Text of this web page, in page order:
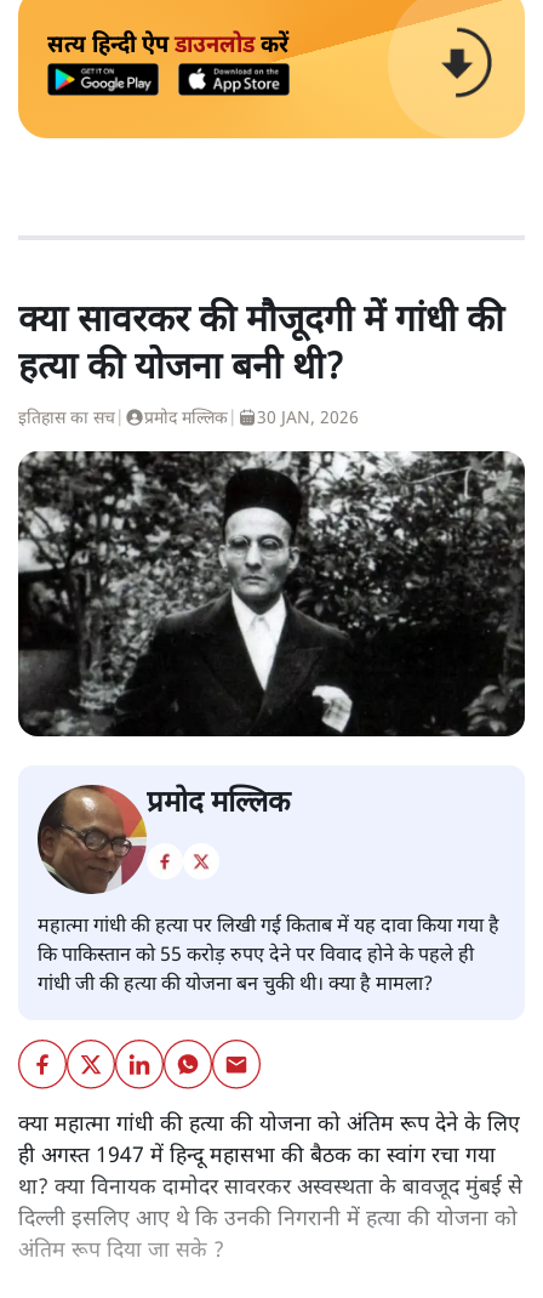
सत्य हिन्दी ऐपडाउनलोडकरें
क्या सावरकर की मौजूदगी में गांधी की
हत्या की योजना बनी थी?
इतिहास का सच प्रमोद मल्लिक 30 JAN, 2026
प्रमोद मल्लिक
महात्मा गांधी की हत्या पर लिखी गई किताब में यह दावा किया गया है
कि पाकिस्तान को 55 करोड़ रुपए देने पर विवाद होने के पहले ही
गांधी जी की हत्या की योजना बन चुकी थी। क्या है मामला?
क्या महात्मा गांधी की हत्या की योजना को अंतिम रूप देने के लिए
ही अगस्त 1947 में हिन्दू महासभा की बैठक का स्वांग रचा गया
था? क्या विनायक दामोदर सावरकर अस्वस्थता के बावजूद मुंबई से
दिल्ली इसलिए आए थे कि उनकी निगरानी में हत्या की योजना को
अंतिम रूप दिया जा सके ?